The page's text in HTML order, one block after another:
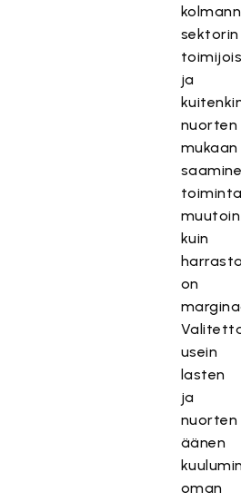
sektorin
ja
nuorten
mukaan
muutoin
kuin
on
usein
lasten
ja
nuorten
äänen
oman